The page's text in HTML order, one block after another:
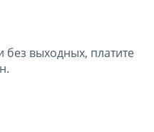
выходных, платите